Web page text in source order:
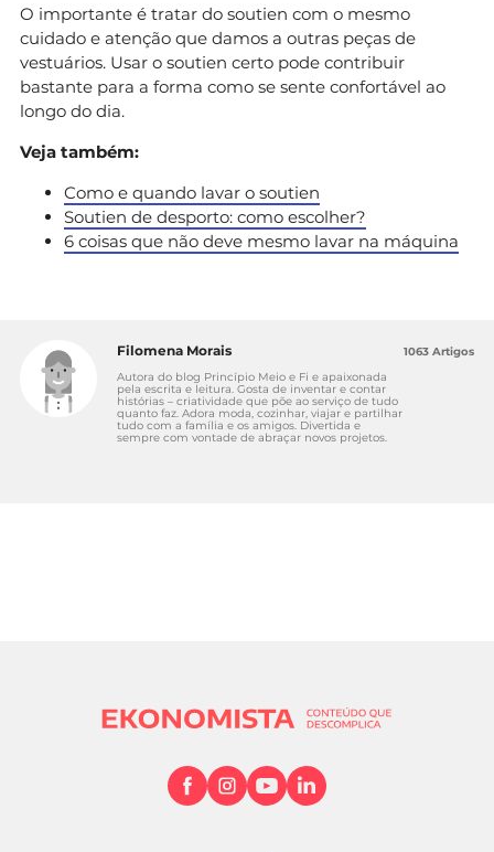
O importante é tratar do soutien com o mesmo
cuidado e atenção que damos a outras peças de
vestuários. Usar o soutien certo pode contribuir
bastante para a forma como se sente confortável ao
longo do dia.
Veja também:
Como e quando lavar o soutien
Soutien de desporto: como escolher?
6 coisas que não deve mesmo lavar na máquina
Filomena Morais
Autora do blog Princípio Meio e Fi e apaixonada
pela escrita e leitura. Gosta de inventar e contar
histórias – criatividade que põe ao serviço de tudo
quanto faz. Adora moda, cozinhar, viajar e partilhar
tudo com a família e os amigos. Divertida e
sempre com vontade de abraçar novos projetos.
1063 Artigos